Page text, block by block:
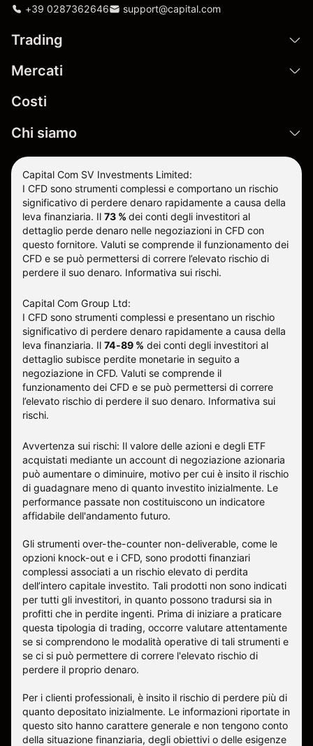
+39 0287362646 support@capital.com
Trading
Mercati
Costi
Chi siamo
Capital Com SV Investments Limited:
I CFD sono strumenti complessi e comportano un rischio
significativo di perdere denaro rapidamente a causa della
leva finanziaria. Il 73 % dei conti degli investitori al
dettaglio perde denaro nelle negoziazioni in CFD con
questo fornitore. Valuti se comprende il funzionamento dei
CFD e se può permettersi di correre l’elevato rischio di
perdere il suo denaro. Informativa sui rischi.
Capital Com Group Ltd:
I CFD sono strumenti complessi e presentano un rischio
significativo di perdere denaro rapidamente a causa della
leva finanziaria. Il 74-89 % dei conti degli investitori al
dettaglio subisce perdite monetarie in seguito a
negoziazione in CFD. Valuti se comprende il
funzionamento dei CFD e se può permettersi di correre
l’elevato rischio di perdere il suo denaro. Informativa sui
rischi.
Avvertenza sui rischi: Il valore delle azioni e degli ETF
acquistati mediante un account di negoziazione azionaria
può aumentare o diminuire, motivo per cui è insito il rischio
di guadagnare meno di quanto investito inizialmente. Le
performance passate non costituiscono un indicatore
affidabile dell'andamento futuro.
Gli strumenti over-the-counter non-deliverable, come le
opzioni knock-out e i CFD, sono prodotti finanziari
complessi associati a un rischio elevato di perdita
dell’intero capitale investito. Tali prodotti non sono indicati
per tutti gli investitori, in quanto possono tradursi sia in
profitti che in perdite ingenti. Prima di iniziare a praticare
questa tipologia di trading, occorre valutare attentamente
se si comprendono le modalità operative di tali strumenti e
se ci si può permettere di correre l'elevato rischio di
perdere il proprio denaro.
Per i clienti professionali, è insito il rischio di perdere più di
quanto depositato inizialmente. Le informazioni riportate in
questo sito hanno carattere generale e non tengono conto
della situazione finanziaria, degli obiettivi o delle esigenze